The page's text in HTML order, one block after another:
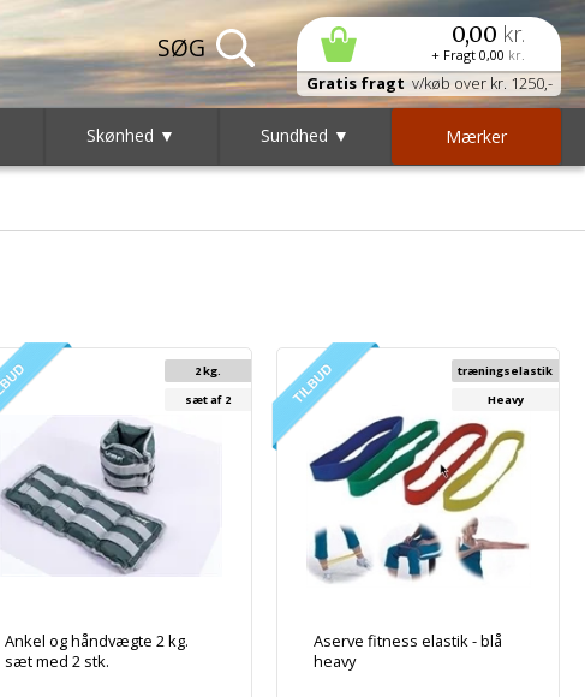
0,00 kr.
+ Fragt 0,00 kr.
Gratis fragt v/køb over kr. 1250,-
Skønhed ▼ Sundhed ▼ Mærker
Ankel og håndvægte 2 kg.
sæt med 2 stk.
2 kg.
sæt af 2
Aserve fitness elastik - blå
heavy
træningselastik
Heavy